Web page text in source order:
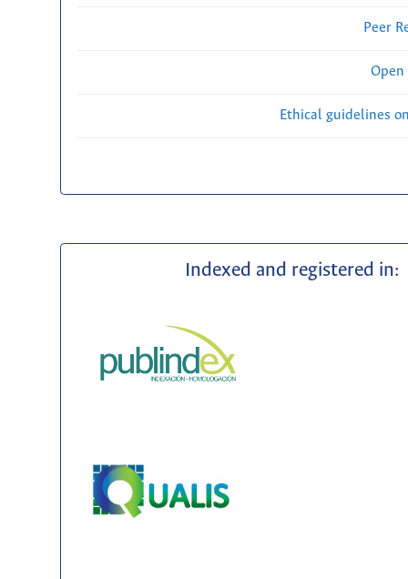
Peer
Open
Ethical guidelines
Indexed and registered in: